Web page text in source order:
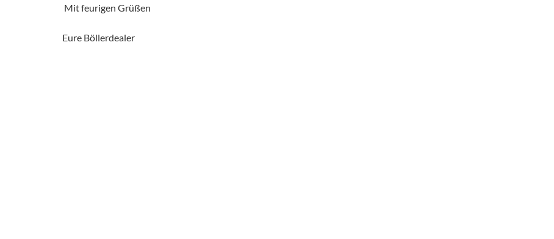
Mit feurigen Grüßen
Eure Böllerdealer